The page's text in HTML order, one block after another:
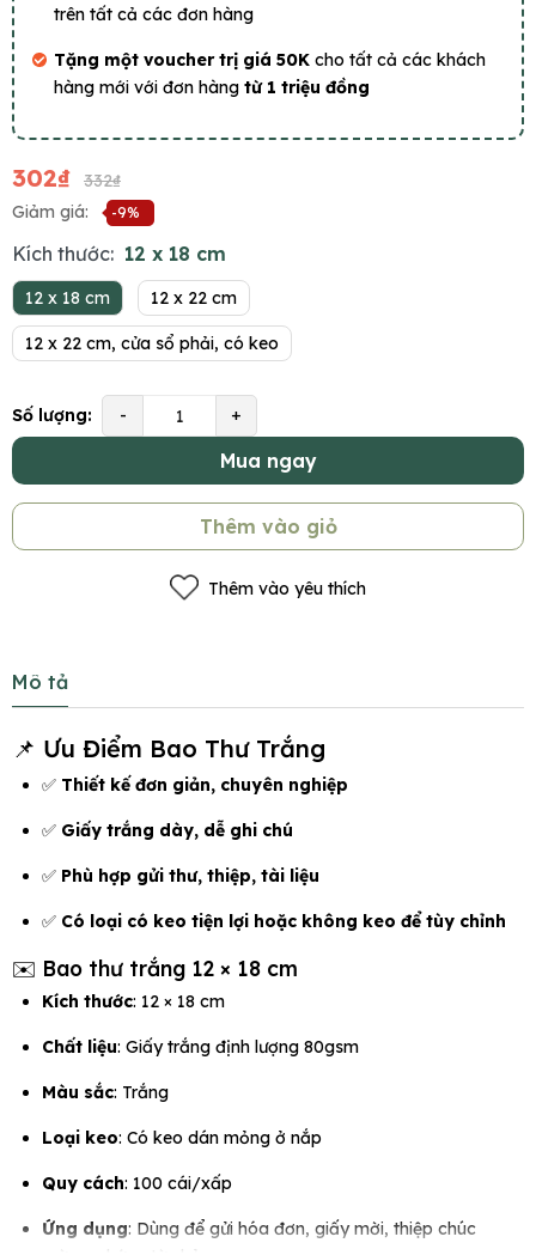
trên tất cả các đơn hàng
Tặng một voucher trị giá 50K cho tất cả các khách
hàng mới với đơn hàng từ 1 triệu đồng
302₫
332₫
Giảm giá:
-9%
Kích thước: 12 x 18 cm
12 x 18 cm 12 x 22 cm
12 x 22 cm, cửa sổ phải, có keo
Số lượng: - +
Mua ngay
Thêm vào giỏ
Thêm vào yêu thích
Mô tả
📌 Ưu Điểm Bao Thư Trắng
✅ Thiết kế đơn giản, chuyên nghiệp
✅ Giấy trắng dày, dễ ghi chú
✅ Phù hợp gửi thư, thiệp, tài liệu
✅ Có loại có keo tiện lợi hoặc không keo để tùy chỉnh
✉️ Bao thư trắng 12 × 18 cm
Kích thước: 12 × 18 cm
Chất liệu: Giấy trắng định lượng 80gsm
Màu sắc: Trắng
Loại keo: Có keo dán mỏng ở nắp
Quy cách: 100 cái/xấp
Ứng dụng: Dùng để gửi hóa đơn, giấy mời, thiệp chúc